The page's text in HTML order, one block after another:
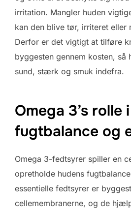
irritation. Mangler huden
kan den blive tør, irriteret eller
Derfor er det vigtigt at tilføre
byggesten gennem kosten, så
sund, stærk og smuk indefra.
Omega 3’s rolle
fugtbalance og
Omega 3-fedtsyrer spiller en
opretholde hudens
essentielle fedtsyrer er
cellemembranerne, og de